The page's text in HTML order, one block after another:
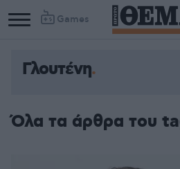
Games
Γλουτένη
Όλα τα άρθρα του